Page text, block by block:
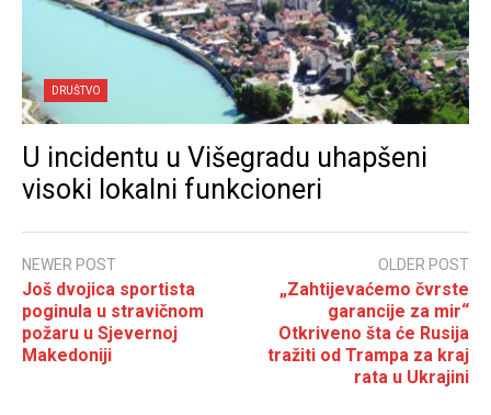
DRUŠTVO
U incidentu u Višegradu uhapšeni
visoki lokalni funkcioneri
NEWER POST
Još dvojica sportista
poginula u stravičnom
požaru u Sjevernoj
Makedoniji
OLDER POST
„Zahtijevaćemo čvrste
garancije za mir“
Otkriveno šta će Rusija
tražiti od Trampa za kraj
rata u Ukrajini